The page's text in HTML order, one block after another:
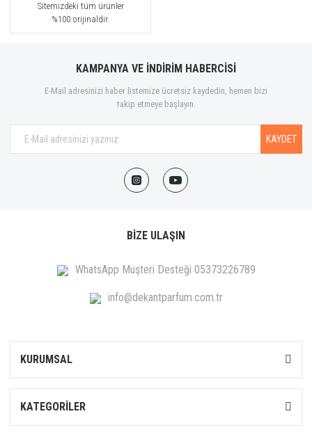
Sitemizdeki tüm ürünler
%100 orijinaldir.
KAMPANYA VE İNDİRİM HABERCİSİ
E-Mail adresinizi haber listemize ücretsiz kaydedin, hemen bizi
takip etmeye başlayın.
KAYDET
BİZE ULAŞIN
WhatsApp Müşteri Desteği 05373226789
info@dekantparfum.com.tr
KURUMSAL
KATEGORİLER